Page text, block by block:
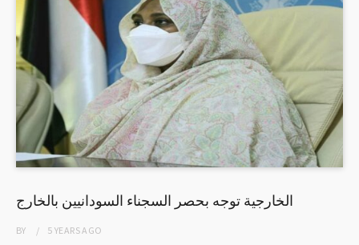
الخارجية توجه بحصر السجناء السودانيين بالخارج
BY 5 YEARSAGO